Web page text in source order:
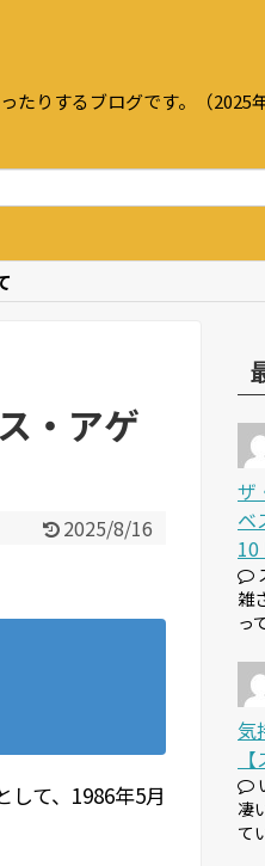
たりするブログです。（2025
・アゲ
2025/8/16
て、1986年5月
ザ
ベ
雑
っ
気
凄
て